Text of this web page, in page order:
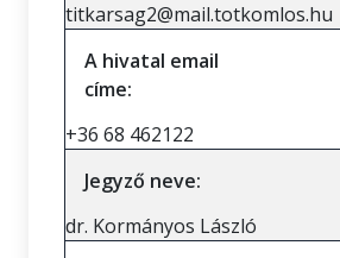
titkarsag2@mail.totkomlos.hu
A hivatal email
címe:
+36 68 462122
Jegyző neve:
dr. Kormányos László